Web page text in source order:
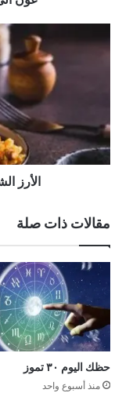
الشرقي
الأرز
مقالات ذات صلة
حظك اليوم ٣٠ تموز
منذ أسبوع واحد